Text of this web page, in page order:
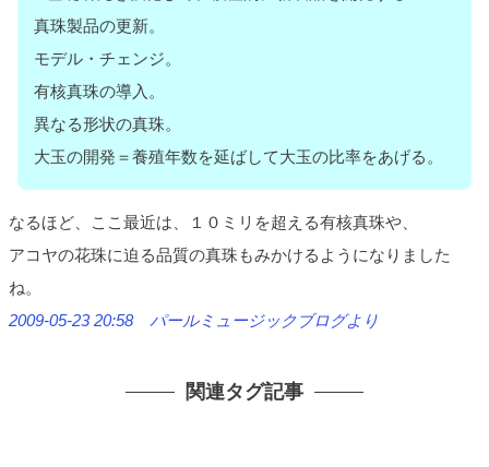
真珠製品の更新。
モデル・チェンジ。
有核真珠の導入。
異なる形状の真珠。
大玉の開発＝養殖年数を延ばして大玉の比率をあげる。
なるほど、ここ最近は、１０ミリを超える有核真珠や、
アコヤの花珠に迫る品質の真珠もみかけるようになりました
ね。
2009-05-23 20:58 パールミュージックブログより
関連タグ記事